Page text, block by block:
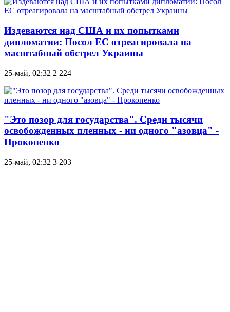
Издеваются над США и их попытками
дипломатии: Посол ЕС отреагировала на
масштабный обстрел Украины
25-май, 02:32 2 224
"Это позор для государства". Среди тысячи
освобожденных пленных - ни одного "азовца" -
Прокопенко
25-май, 02:32 3 203